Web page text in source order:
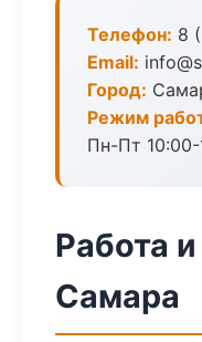
Телефон: 8
Email:
Город:
Режим
Пн-Пт 10:00-
Работа
Самара